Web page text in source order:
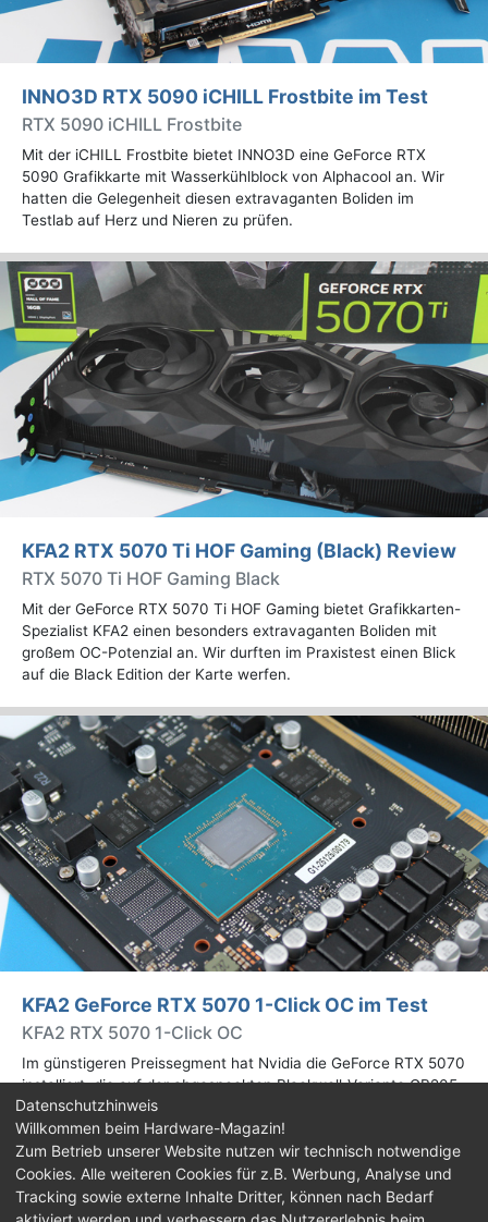
INNO3D RTX 5090 iCHILL Frostbite im Test
RTX 5090 iCHILL Frostbite
Mit der iCHILL Frostbite bietet INNO3D eine GeForce RTX
5090 Grafikkarte mit Wasserkühlblock von Alphacool an. Wir
hatten die Gelegenheit diesen extravaganten Boliden im
Testlab auf Herz und Nieren zu prüfen.
KFA2 RTX 5070 Ti HOF Gaming (Black) Review
RTX 5070 Ti HOF Gaming Black
Mit der GeForce RTX 5070 Ti HOF Gaming bietet Grafikkarten-
Spezialist KFA2 einen besonders extravaganten Boliden mit
großem OC-Potenzial an. Wir durften im Praxistest einen Blick
auf die Black Edition der Karte werfen.
KFA2 GeForce RTX 5070 1-Click OC im Test
KFA2 RTX 5070 1-Click OC
Im günstigeren Preissegment hat Nvidia die GeForce RTX 5070
installiert, die auf der abgespeckten Blackwell-Variante GB205
basiert. Wir haben uns ein Custom-Design von Hersteller KFA2
im Test genauer angesehen.
Impressum| Kontakt |Jobs |Datenschutz |
Consent‑Einstellungen |Haftungsausschluss
Datenschutzhinweis
Willkommen beim Hardware-Magazin!
Zum Betrieb unserer Website nutzen wir technisch notwendige
Cookies. Alle weiteren Cookies für z.B. Werbung, Analyse und
Tracking sowie externe Inhalte Dritter, können nach Bedarf